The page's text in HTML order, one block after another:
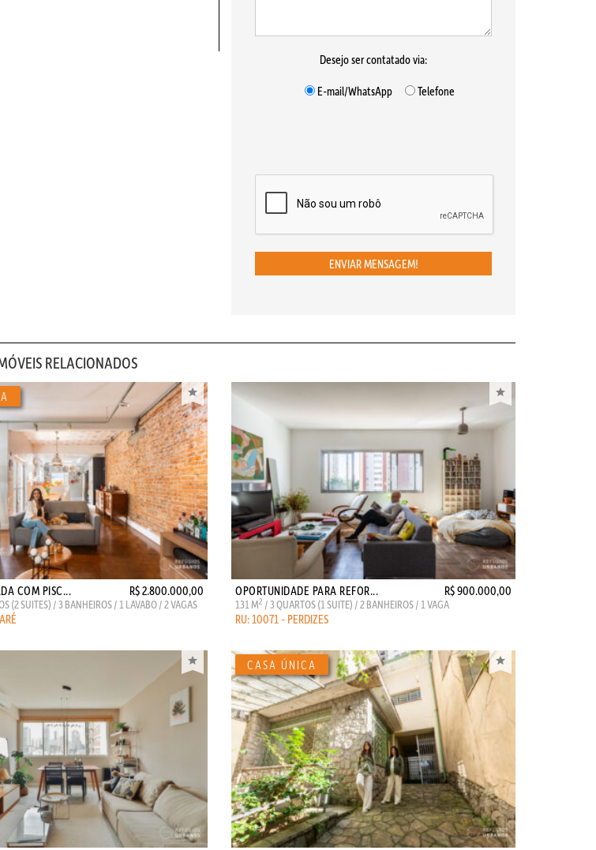
Desejo ser contatado via:
E-mail/WhatsApp
Telefone
ENVIAR MENSAGEM!
RELACIONADOS
COM PISC... R$ 2.800.000,00
(2 SUITES) / 3 BANHEIROS / 1 LAVABO / 2 VAGAS
OPORTUNIDADE PARA REFOR... R$ 900.000,00
131 M2 / 3 QUARTOS (1 SUITE) / 2 BANHEIROS / 1 VAGA
RU: 10071 - PERDIZES